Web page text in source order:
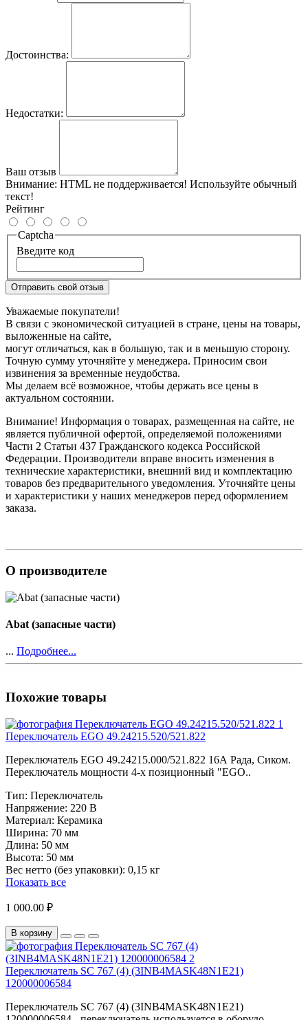
Достоинства:
Недостатки:
Ваш отзыв
Внимание: HTML не поддерживается! Используйте обычный
текст!
Рейтинг
Captcha
Введите код
Отправить свой отзыв
Уважаемые покупатели!
В связи с экономической ситуацией в стране, цены на товары,
выложенные на сайте,
могут отличаться, как в большую, так и в меньшую сторону.
Точную сумму уточняйте у менеджера. Приносим свои
извинения за временные неудобства.
Мы делаем всё возможное, чтобы держать все цены в
актуальном состоянии.
Внимание! Информация о товарах, размещенная на сайте, не
является публичной офертой, определяемой положениями
Части 2 Статьи 437 Гражданского кодекса Российской
Федерации. Производители вправе вносить изменения в
технические характеристики, внешний вид и комплектацию
товаров без предварительного уведомления. Уточняйте цены
и характеристики у наших менеджеров перед оформлением
заказа.
О производителе
Abat (запасные части)
... Подробнее...
Похожие товары
Переключатель EGO 49.24215.520/521.822
Переключатель EGO 49.24215.000/521.822 16А Рада, Сиком.
Переключатель мощности 4-х позиционный "EGO..
Тип: Переключатель
Напряжение: 220 В
Материал: Керамика
Ширина: 70 мм
Длина: 50 мм
Высота: 50 мм
Вес нетто (без упаковки): 0,15 кг
Показать все
1 000.00 ₽
В корзину
Переключатель SС 767 (4) (3INB4MASK48N1E21)
120000006584
Переключатель SС 767 (4) (3INB4MASK48N1E21)